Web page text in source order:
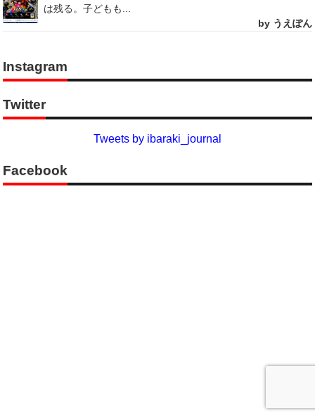
は残る。子どもも...
by うえぽん
Instagram
Twitter
Tweets by ibaraki_journal
Facebook